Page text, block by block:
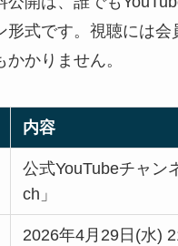
形式です。視聴には会
かりません。
内容
公式YouTubeチャン
ch」
2026年4月29日(水)